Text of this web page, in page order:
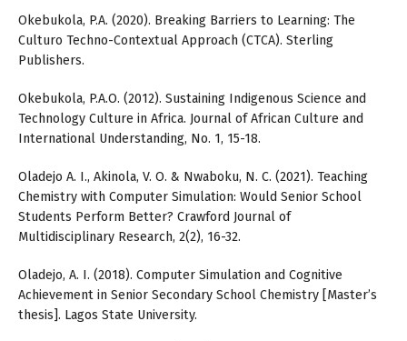
Okebukola, P.A. (2020). Breaking Barriers to Learning: The
Culturo Techno-Contextual Approach (CTCA). Sterling
Publishers.
Okebukola, P.A.O. (2012). Sustaining Indigenous Science and
Technology Culture in Africa. Journal of African Culture and
International Understanding, No. 1, 15-18.
Oladejo A. I., Akinola, V. O. & Nwaboku, N. C. (2021). Teaching
Chemistry with Computer Simulation: Would Senior School
Students Perform Better? Crawford Journal of
Multidisciplinary Research, 2(2), 16-32.
Oladejo, A. I. (2018). Computer Simulation and Cognitive
Achievement in Senior Secondary School Chemistry [Master’s
thesis]. Lagos State University.